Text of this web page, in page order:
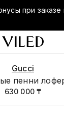
при заказе
Gucci
пенни
630 000 ₸